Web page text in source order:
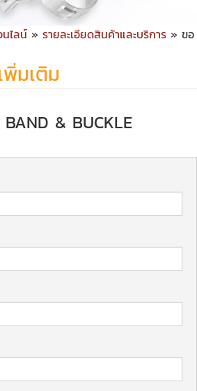
ไลน์ » รายละเอียดสินค้าและบริการ » ขอ
พิ่มเติม
& BUCKLE